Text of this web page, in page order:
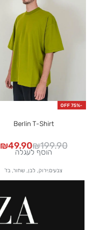
-75% OFF
Berlin T-Shirt
₪199.90
₪49.90
הוסף לעגלה
צבעים:ירוק, לבן, שחור, בז'